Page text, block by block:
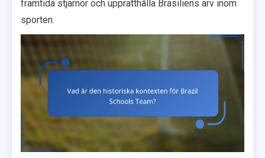
framtida stjärnor och upprätthålla Brasiliens arv inom
sporten.